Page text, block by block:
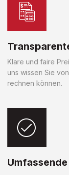
Klare und faire
uns wissen Sie
rechnen können.